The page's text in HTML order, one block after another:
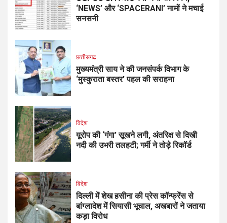
‘NEWS’ और ‘SPACERANI’ नामों ने मचाई
सनसनी
छत्तीसगढ
मुख्यमंत्री साय ने की जनसंपर्क विभाग के
‘मुस्कुराता बस्तर’ पहल की सराहना
विदेश
यूरोप की ‘गंगा’ सूखने लगी, अंतरिक्ष से दिखी
नदी की उभरी तलहटी; गर्मी ने तोड़े रिकॉर्ड
विदेश
दिल्ली में शेख हसीना की प्रेस कॉन्फ्रेंस से
बांग्लादेश में सियासी भूचाल, अखबारों ने जताया
कड़ा विरोध